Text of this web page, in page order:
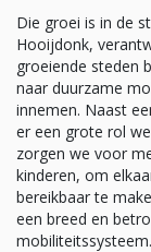
Die groei is in de
Hooijdonk,
groeiende steden
naar duurzame
innemen. Naast
er een grote rol
zorgen we voor
kinderen, om
bereikbaar te
een breed en